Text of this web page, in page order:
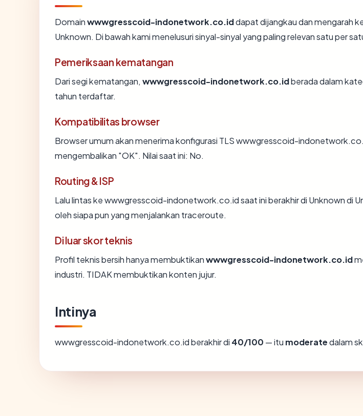
Domainwwwgresscoid-indonetwork.co.iddapat dijangkau dan mengarah
Unknown. Di bawah kami menelusuri sinyal-sinyal yang paling relevan satu per
Pemeriksaan kematangan
Dari segi kematangan, wwwgresscoid-indonetwork.co.idberada dalam
tahun terdaftar.
Kompatibilitas browser
Browser umum akan menerima konfigurasi TLS wwwgresscoid-
mengembalikan "OK". Nilai saat ini: No.
Routing & ISP
Lalu lintas ke wwwgresscoid-indonetwork.co.id saat ini berakhir di Unknown di
oleh siapa pun yang menjalankan traceroute.
Di luar skor teknis
Profil teknis bersih hanya membuktikanwwwgresscoid-indonetwork.co.id
industri. TIDAK membuktikan konten jujur.
Intinya
wwwgresscoid-indonetwork.co.id berakhir di 40/100 — itu moderatedalam